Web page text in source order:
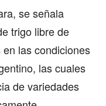
se señala
trigo libre de
las condiciones
las cuales
de variedades